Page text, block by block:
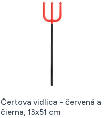
Čertova vidlica - červená a
čierna, 13x51 cm